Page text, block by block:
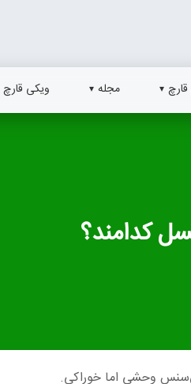
مجله ویکی قارچ
کدامند؟
وحشی اما خوراکی.